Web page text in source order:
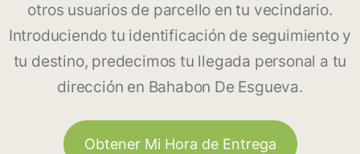
otros usuarios de parcello en tu vecindario.
Introduciendo tu identificación de seguimiento y
tu destino, predecimos tu llegada personal a tu
dirección en Bahabon De Esgueva.
Obtener Mi Hora de Entrega